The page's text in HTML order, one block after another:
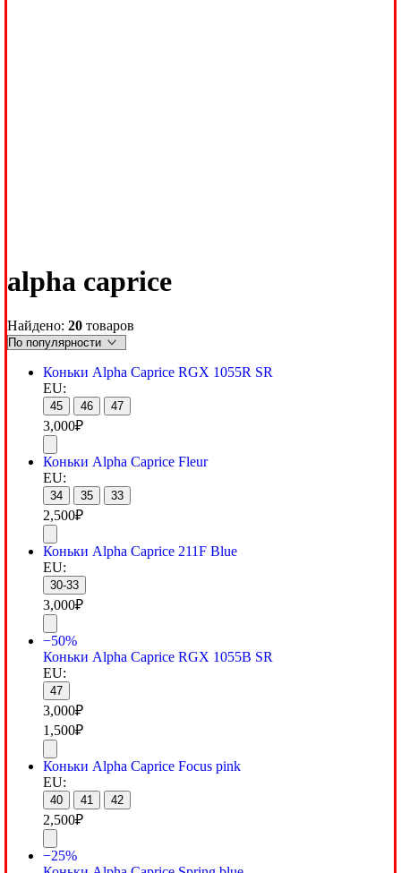
alpha caprice
Найдено: 20 товаров
Коньки Alpha Caprice RGX 1055R SR
EU:
45 46 47
3,000₽
Коньки Alpha Caprice Fleur
EU:
34 35 33
2,500₽
Коньки Alpha Caprice 211F Blue
EU:
30-33
3,000₽
−50%
Коньки Alpha Caprice RGX 1055B SR
EU:
47
3,000₽
1,500₽
Коньки Alpha Caprice Focus pink
EU:
40 41 42
2,500₽
−25%